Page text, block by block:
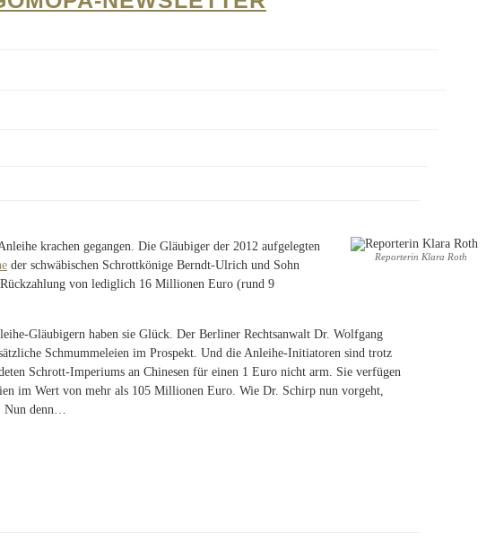
Reporterin Klara Roth
krachen gegangen. Die Gläubiger der 2012 aufgelegten
der schwäbischen Schrottkönige Berndt-Ulrich und Sohn
von lediglich 16 Millionen Euro (rund 9
Gläubigern haben sie Glück. Der Berliner Rechtsanwalt Dr. Wolfgang
Schmummeleien im Prospekt. Und die Anleihe-Initiatoren sind trotz
Schrott-Imperiums an Chinesen für einen 1 Euro nicht arm. Sie verfügen
im Wert von mehr als 105 Millionen Euro. Wie Dr. Schirp nun vorgeht,
. Nun denn…